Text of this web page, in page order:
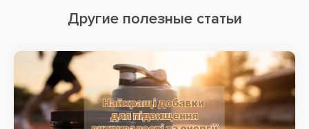
Другие полезные статьи